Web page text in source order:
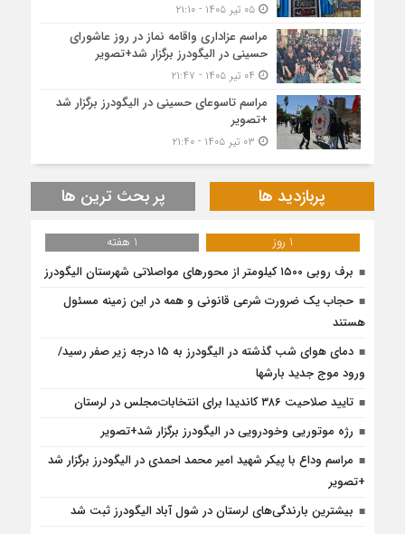
۰۵ تیر ۱۴۰۵ - ۲۱:۱۰
مراسم عزاداری واقامه نماز در روز عاشورای
حسینی در الیگودرز برگزار شد+تصویر
مراسم تاسوعای حسینی در الیگودرز برگزار شد
+تصویر
پربازدید ها پر بحث ترین ها
1 روز
1 هفته
برف روبی ۱۵۰۰ کیلومتر از محور‌های مواصلاتی شهرستان الیگودرز
حجاب یک ضرورت شرعی قانونی و همه در این زمینه مسئول
هستند
دمای هوای شب گذشته در الیگودرز به ۱۵ درجه زیر صفر رسید/
ورود موج جدید بارشها
تایید صلاحیت ۳۸۶ کاندیدا برای انتخابات‌مجلس در لرستان
رژه موتوریی وخودرویی در الیگودرز برگزار شد+تصویر
مراسم وداع با پیکر شهید امیر محمد احمدی در الیگودرز برگزار شد
+تصویر
بیشترین بارندگی‌های لرستان در شول آباد الیگودرز ثبت شد